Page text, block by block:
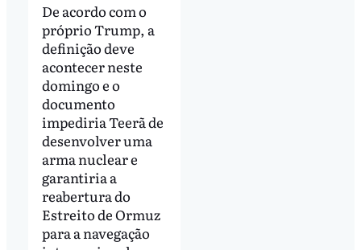
De acordo com o
próprio Trump, a
definição deve
acontecer neste
domingo e o
documento
impediria Teerã de
desenvolver uma
arma nuclear e
garantiria a
reabertura do
Estreito de Ormuz
para a navegação